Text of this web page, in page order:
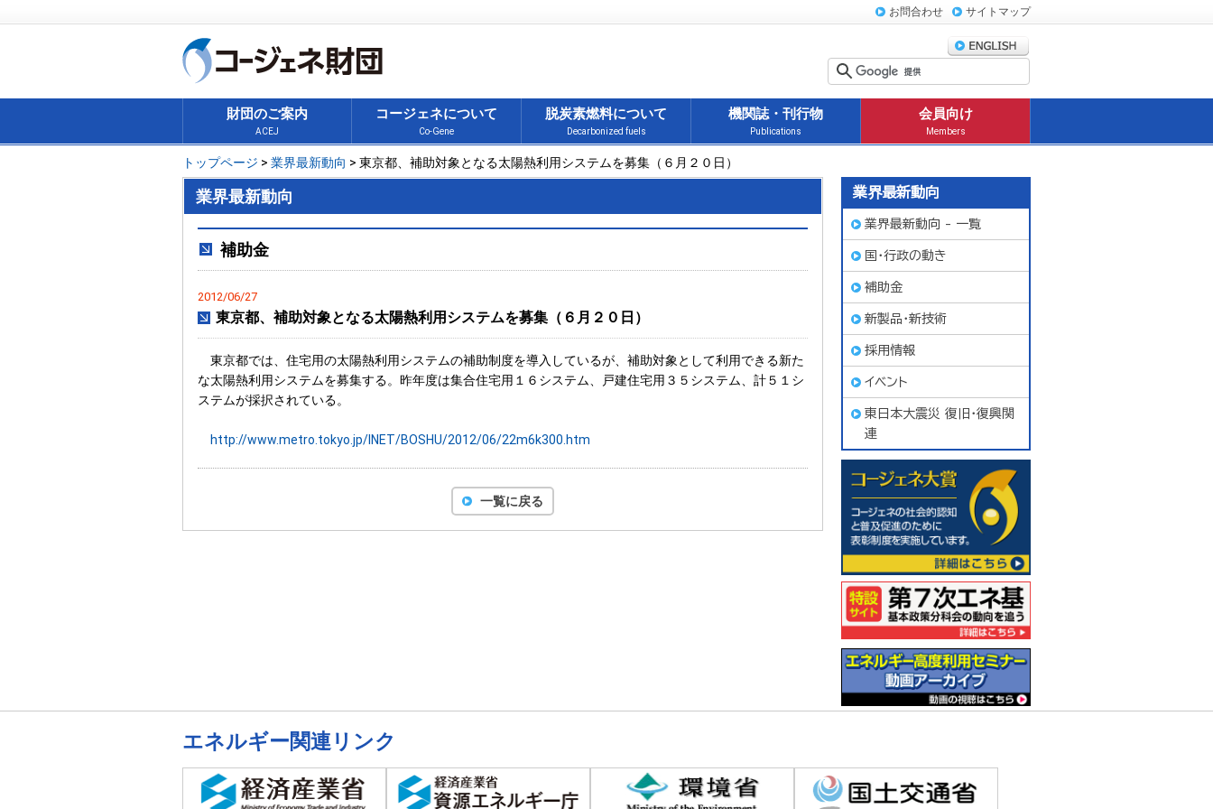
お問合わせ サイトマップ
財団のご案内
ACEJ
コージェネについて
Co-Gene
脱炭素燃料について
Decarbonized fuels
機関誌・刊行物
Publications
会員向け
Members
トップページ > 業界最新動向 > 東京都、補助対象となる太陽熱利用システムを募集（６月２０日）
業界最新動向
補助金
2012/06/27
東京都、補助対象となる太陽熱利用システムを募集（６月２０日）
東京都では、住宅用の太陽熱利用システムの補助制度を導入しているが、補助対象として利用できる新た
な太陽熱利用システムを募集する。昨年度は集合住宅用１６システム、戸建住宅用３５システム、計５１シ
ステムが採択されている。
http://www.metro.tokyo.jp/INET/BOSHU/2012/06/22m6k300.htm
一覧に戻る
業界最新動向
業界最新動向 - 一覧
国・行政の動き
補助金
新製品・新技術
採用情報
イベント
東日本大震災 復旧・復興関
連
エネルギー関連リンク